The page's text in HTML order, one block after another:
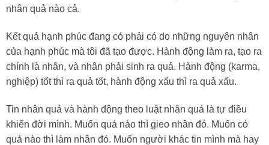
nhân quả nào cả.
Kết quả hạnh phúc đang có phải có do những nguyên nhân
của hạnh phúc mà tôi đã tạo được. Hành động làm ra, tạo ra
chính là nhân, và nhân phải sinh ra quả. Hành động (karma,
nghiệp) tốt thì ra quả tốt, hành động xấu thì ra quả xấu.
Tin nhân quả và hành động theo luật nhân quả là tự điều
khiển đời mình. Muốn quả nào thì gieo nhân đó. Muốn có
quả nào thì làm nhân đó. Muốn người khác tin mình mà hay